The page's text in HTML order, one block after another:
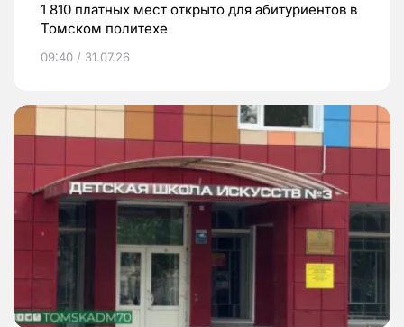
1 810 платных мест открыто для абитуриентов в
Томском политехе
09:40 / 31.07.26